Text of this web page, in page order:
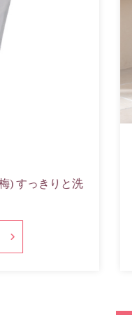
【振袖】茶色 品番
【振袖】 (茶/古典柄/